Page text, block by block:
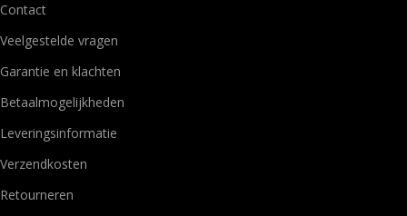
Contact
Veelgestelde vragen
Garantie en klachten
Betaalmogelijkheden
Leveringsinformatie
Verzendkosten
Retourneren